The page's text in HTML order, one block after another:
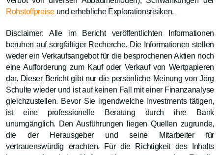
Rohstoffpreiseund erhebliche Explorationsrisiken.
Disclaimer: Alle im Bericht veröffentlichten Informationen
beruhen auf sorgfältiger Recherche. Die Informationen stellen
weder ein Verkaufsangebot für die besprochenen Aktien noch
eine Aufforderung zum Kauf oder Verkauf von Wertpapieren
dar. Dieser Bericht gibt nur die persönliche Meinung von Jörg
Schulte wieder und ist auf keinen Fall mit einer Finanzanalyse
gleichzustellen. Bevor Sie irgendwelche Investments tätigen,
ist eine professionelle Beratung durch ihre Bank
unumgänglich. Den Ausführungen liegen Quellen zugrunde,
die der Herausgeber und seine Mitarbeiter für
vertrauenswürdig erachten. Für die Richtigkeit des Inhalts